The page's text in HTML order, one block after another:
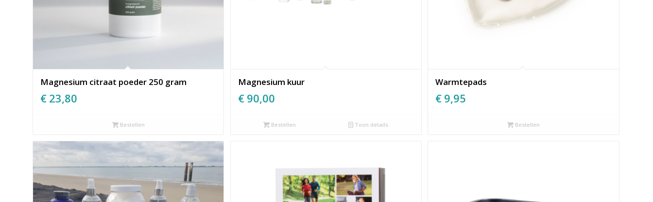
Magnesium citraat poeder 250 gram
€ 23,80
Bestellen
Magnesium kuur
€ 90,00
Bestellen Toon details
Warmtepads
€ 9,95
Bestellen